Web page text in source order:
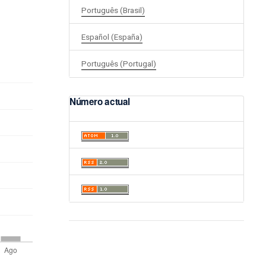
Português (Brasil)
Español (España)
Português (Portugal)
Número actual